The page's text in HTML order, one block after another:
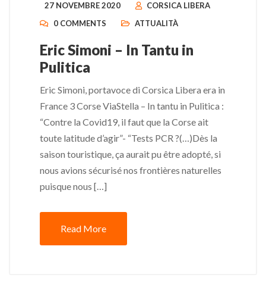
27 NOVEMBRE 2020
CORSICA LIBERA
0 COMMENTS
ATTUALITÀ
Eric Simoni – In Tantu in
Pulitica
Eric Simoni, portavoce di Corsica Libera era in
France 3 Corse ViaStella – In tantu in Pulitica :
“Contre la Covid19, il faut que la Corse ait
toute latitude d’agir”- “Tests PCR ?(…)Dès la
saison touristique, ça aurait pu être adopté, si
nous avions sécurisé nos frontières naturelles
puisque nous […]
Read More